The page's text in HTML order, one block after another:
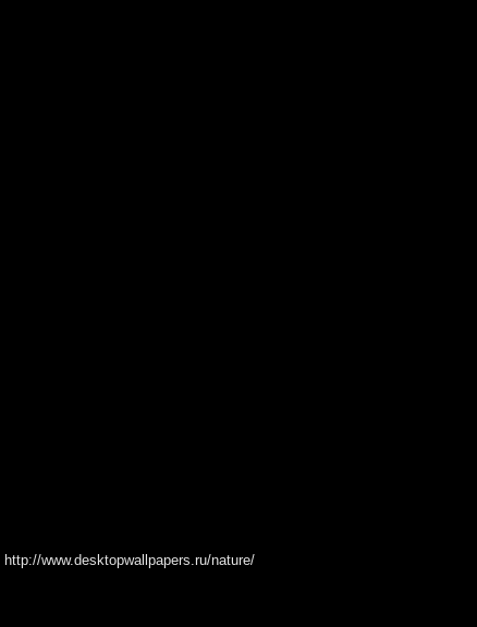
http://www.desktopwallpapers.ru/nature/